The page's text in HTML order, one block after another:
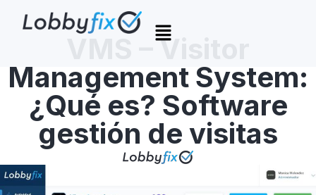
VMS – Visitor
Management System:
¿Qué es? Software
gestión de visitas